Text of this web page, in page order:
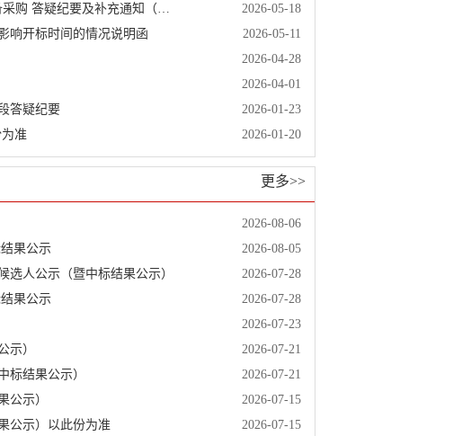
福建省漳平抽水蓄能电站2000kW柴油发电机组及其附属设备采购 答疑纪要及补充通知（一）
2026-05-18
响开标时间的情况说明函
2026-05-11
2026-04-28
2026-04-01
答疑纪要
2026-01-23
准
2026-01-20
更多>>
2026-08-06
果公示
2026-08-05
人公示（暨中标结果公示）
2026-07-28
果公示
2026-07-28
2026-07-23
示）
2026-07-21
标结果公示）
2026-07-21
公示）
2026-07-15
公示）以此份为准
2026-07-15